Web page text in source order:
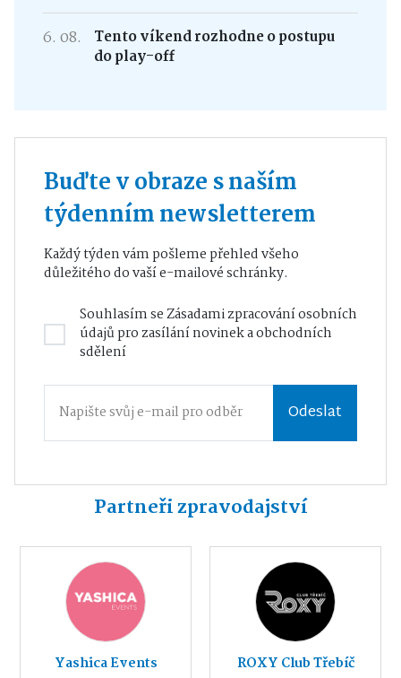
6. 08.
Tento víkend rozhodne o postupu
do play-off
Buďte v obraze s naším
týdenním newsletterem
Každý týden vám pošleme přehled všeho
důležitého do vaší e-mailové schránky.
Souhlasím seZásadami zpracování osobních
údajůpro zasílání novinek a obchodních
sdělení
Odeslat
Partneři zpravodajství
Yashica Events ROXY Club Třebíč